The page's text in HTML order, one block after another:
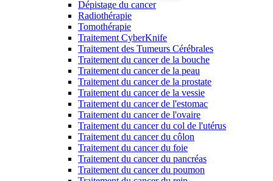
Dépistage du cancer
Radiothérapie
Tomothérapie
Traitement CyberKnife
Traitement des Tumeurs Cérébrales
Traitement du cancer de la bouche
Traitement du cancer de la peau
Traitement du cancer de la prostate
Traitement du cancer de la vessie
Traitement du cancer de l'estomac
Traitement du cancer de l'ovaire
Traitement du cancer du col de l'utérus
Traitement du cancer du côlon
Traitement du cancer du foie
Traitement du cancer du pancréas
Traitement du cancer du poumon